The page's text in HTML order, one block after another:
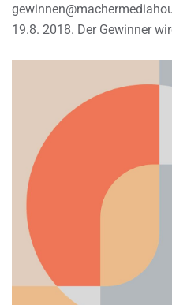
19.8. 2018. Der Gewinner